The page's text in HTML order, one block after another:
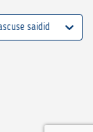
saidid